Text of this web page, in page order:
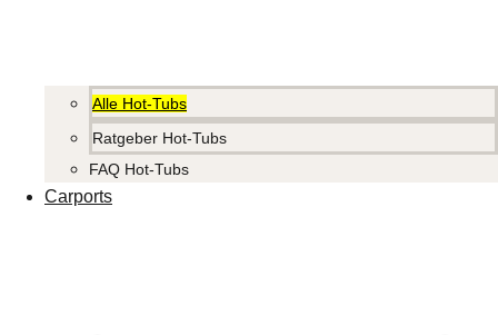
Alle Hot-Tubs
Ratgeber Hot-Tubs
FAQ Hot-Tubs
Carports